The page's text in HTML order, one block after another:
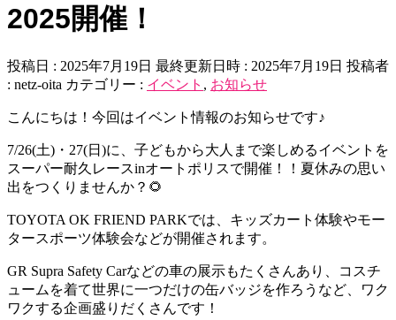
2025開催！
投稿日 : 2025年7月19日 最終更新日時 : 2025年7月19日 投稿者
: netz-oita カテゴリー : イベント , お知らせ
こ んにちは！今回はイベント情報のお知らせです♪
7/26(土)・27(日)に、子どもから大人まで楽しめるイベントを
スーパー耐久レースinオートポリスで開催！！夏休みの思い
出をつくりませんか？🌻
TOYOTA OK FRIEND PARKでは、キッズカート体験やモー
タースポーツ体験会などが開催されます。
GR Supra Safety Carなどの車の展示もたくさんあり、コスチ
ュームを着て世界に一つだけの缶バッジを作ろうなど、ワク
ワクする企画盛りだくさんです！